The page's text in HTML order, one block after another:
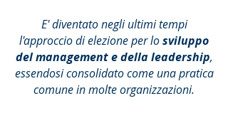
E' diventato negli ultimi tempi
l'approccio di elezione per losviluppo
del management e della leadership,
essendosi consolidato come una pratica
comune in molte organizzazioni.